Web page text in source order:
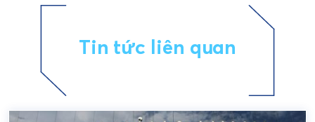
Tin tức liên quan